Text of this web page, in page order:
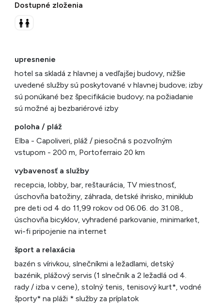
Dostupné zloženia
upresnenie
hotel sa skladá z hlavnej a vedľajšej budovy, nižšie
uvedené služby sú poskytované v hlavnej budove; izby
sú ponúkané bez špecifikácie budovy; na požiadanie
sú možné aj bezbariérové izby
poloha / pláž
Elba - Capoliveri, pláž / piesočná s pozvoľným
vstupom - 200 m, Portoferraio 20 km
vybavenosť a služby
recepcia, lobby, bar, reštaurácia, TV miestnosť,
úschovňa batožiny, záhrada, detské ihrisko, miniklub
pre deti od 4 do 11,99 rokov od 06.06. do 31.08.,
úschovňa bicyklov, vyhradené parkovanie, minimarket,
wi-fi pripojenie na internet
šport a relaxácia
bazén s vírivkou, slnečníkmi a ležadlami, detský
bazénik, plážový servis (1 slnečník a 2 ležadlá od 4.
rady / izba v cene), stolný tenis, tenisový kurt*, vodné
športy* na pláži * služby za príplatok